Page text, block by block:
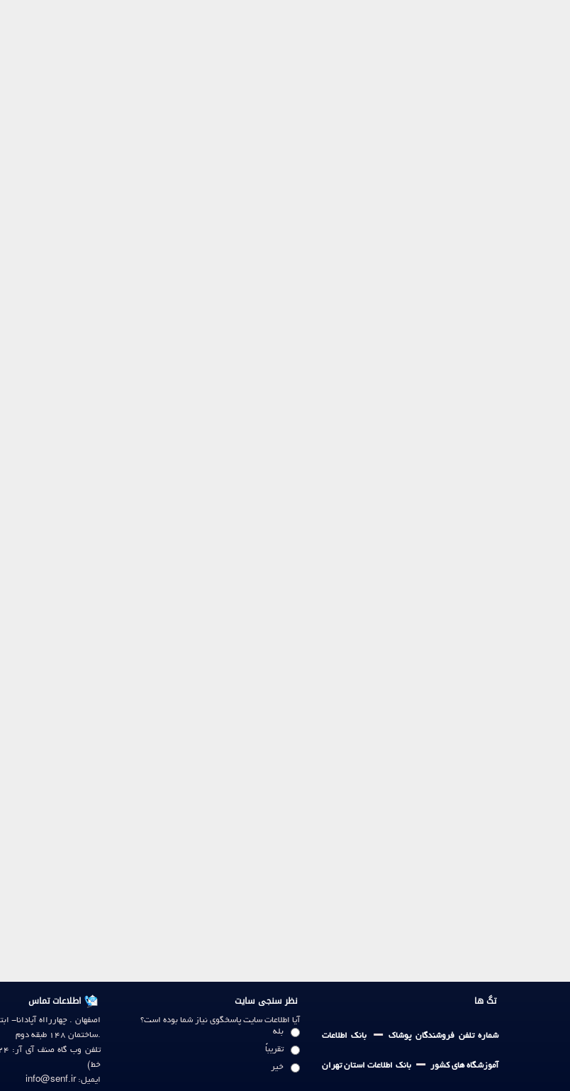
تگ ها
شماره تلفن فروشندگان پوشاک- بانک اطلاعات
آموزشگاه های کشور -بانک اطلاعات استان تهران
نظر سنجی سایت
آیا اطلاعات سایت پاسخگوی نیاز شما بوده است؟
بله
تقریباً
خیر
اطلاعات تماس
اصفهان . چهاررااه آپادانا-
.ساختمان 148 طبقه دوم
خط)
ایمیل: info@senf.ir